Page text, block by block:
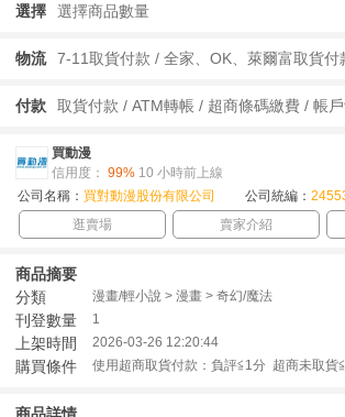
選擇 選擇商品數量
物流
付款 取貨付款 / ATM轉帳 / 超商條碼繳費 / 帳
買動漫
信用度： 99% 10 小時前上線
公司名稱： 買對動漫股份有限公司 公司統編：
逛賣場
賣家介紹
商品摘要
分類
漫畫/輕小說 > 漫畫 > 奇幻/魔法
刊登數量 1
上架時間 2026-03-26 12:20:44
購買條件 使用超商取貨付款：負評≦1分 超商未取貨